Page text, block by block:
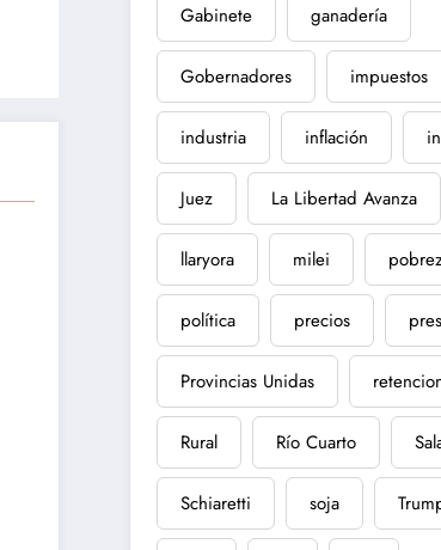
Gabinete ganadería
Gobernadores impuestos
industria inflación
Juez La Libertad Avanza
llaryora milei
política precios
Provincias Unidas
Rural Río Cuarto
Schiaretti soja